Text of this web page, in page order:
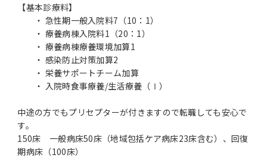
【基本診療料】
・ 急性期一般入院料7（10：1）
・ 療養病棟入院料1（20：1）
・ 療養病棟療養環境加算1
・ 感染防止対策加算2
・ 栄養サポートチーム加算
・ 入院時食事療養/生活療養（Ⅰ）
中途の方でもプリセプターが付きますので転職しても安心で
す。
150床 一般病床50床（地域包括ケア病床23床含む）、回復
期病床（100床）